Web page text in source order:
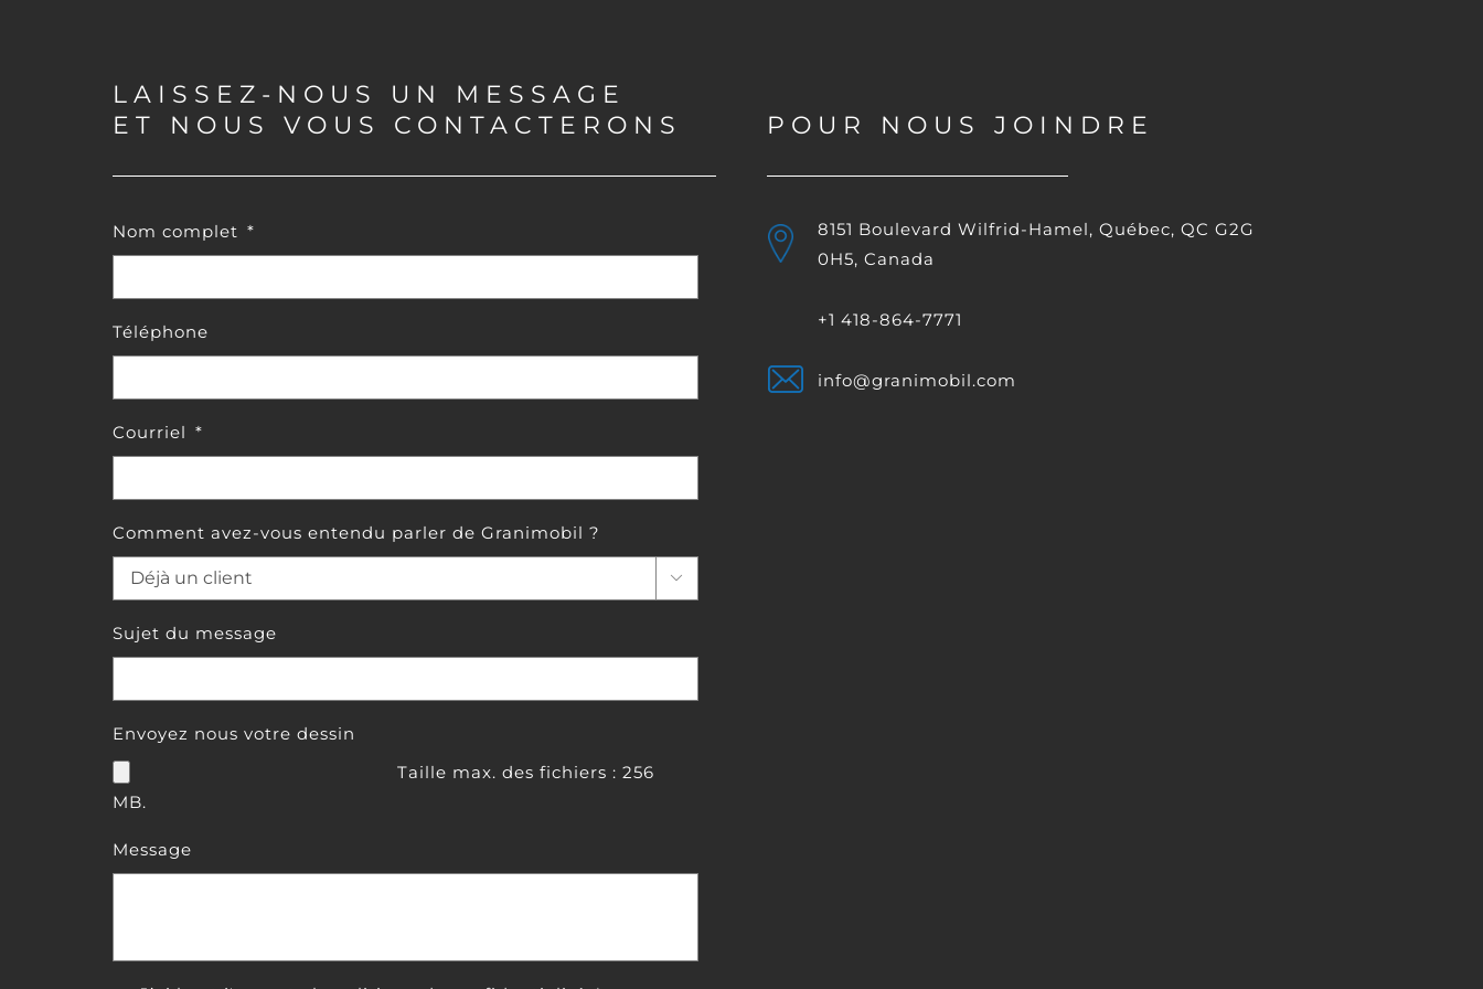
LAISSEZ-NOUS UN MESSAGE
ET NOUS VOUS CONTACTERONS
Nom complet *
Téléphone
Courriel *
Comment avez-vous entendu parler de Granimobil ?

Sujet du message
Envoyez nous votre dessin
Taille max. des fichiers : 256
MB.
Message
POUR NOUS JOINDRE
8151 Boulevard Wilfrid-Hamel, Québec, QC G2G
0H5, Canada
+1 418-864-7771
info@granimobil.com